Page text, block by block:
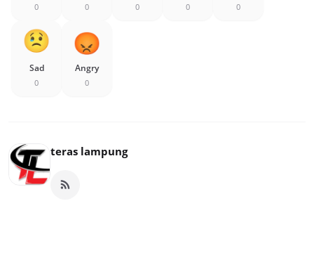
0 0 0 0 0
Sad
0
Angry
0
teras lampung